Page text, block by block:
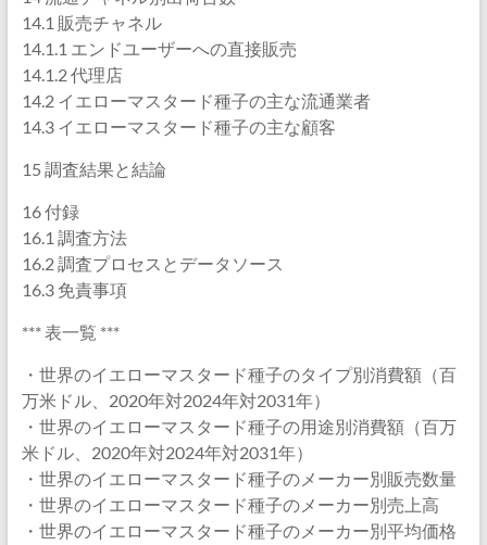
14.1 販売チャネル
14.1.1 エンドユーザーへの直接販売
14.1.2 代理店
14.2 イエローマスタード種子の主な流通業者
14.3 イエローマスタード種子の主な顧客
15 調査結果と結論
16 付録
16.1 調査方法
16.2 調査プロセスとデータソース
16.3 免責事項
*** 表一覧 ***
・世界のイエローマスタード種子のタイプ別消費額（百
万米ドル、2020年対2024年対2031年）
・世界のイエローマスタード種子の用途別消費額（百万
米ドル、2020年対2024年対2031年）
・世界のイエローマスタード種子のメーカー別販売数量
・世界のイエローマスタード種子のメーカー別売上高
・世界のイエローマスタード種子のメーカー別平均価格